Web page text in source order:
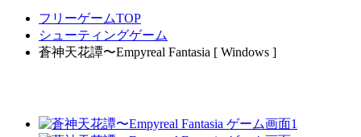
フリーゲームTOP
シューティングゲーム
蒼神天花譚〜Empyreal Fantasia [ Windows ]